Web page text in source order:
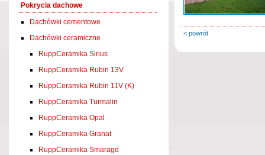
Pokrycia dachowe
Dachówki cementowe
Dachówki ceramiczne
RuppCeramika Sirius
RuppCeramika Rubin 13V
RuppCeramika Rubin 11V (K)
RuppCeramika Turmalin
RuppCeramika Opal
RuppCeramika Granat
RuppCeramika Smaragd
< powrót